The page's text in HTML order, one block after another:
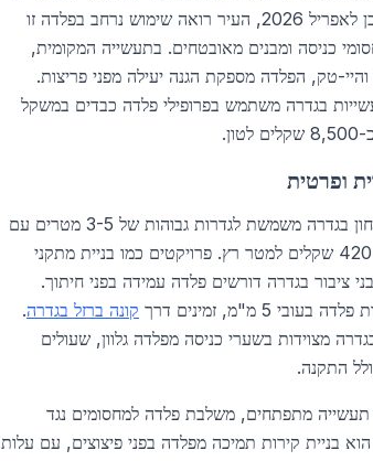
ופרויקטים מיוחדים. מעודכן לאפריל 2026, העיר רואה שימוש נרחב בפלדה זו
כניסה ומבנים מאובטחים. בתעשייה המקומית,
טק, הפלדה מספקת הגנה יעילה מפני פריצות.
בגדרה משתמש בפרופילי פלדה כבדים במשקל
ופרטית
בבנייה, פלדה למתקני ביטחון בגדרה משמשת לגדרות גבוהות של 3-5 מטרים עם
רשתות מחוזקות, שמחירן 420 שקלים למטר רץ. פרויקטים כמו בניית מתקני
ציבור בגדרה דורשים פלדה עמידה בפני חיתוך.
5 מ"מ, זמינים דרך
קונה ברזל בגדרה.
מצוידות בשערי כניסה מפלדה גלוון, שעולים
תעשייה מתפתחים, משלבת פלדה למחסומים נגד
בניית קירות תמיכה מפלדה בפני פיצוצים, עם עלות